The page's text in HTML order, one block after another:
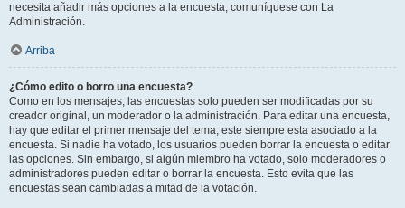
necesita añadir más opciones a la encuesta, comuníquese con La
Administración.
Arriba
¿Cómo edito o borro una encuesta?
Como en los mensajes, las encuestas solo pueden ser modificadas por su
creador original, un moderador o la administración. Para editar una encuesta,
hay que editar el primer mensaje del tema; este siempre esta asociado a la
encuesta. Si nadie ha votado, los usuarios pueden borrar la encuesta o editar
las opciones. Sin embargo, si algún miembro ha votado, solo moderadores o
administradores pueden editar o borrar la encuesta. Esto evita que las
encuestas sean cambiadas a mitad de la votación.